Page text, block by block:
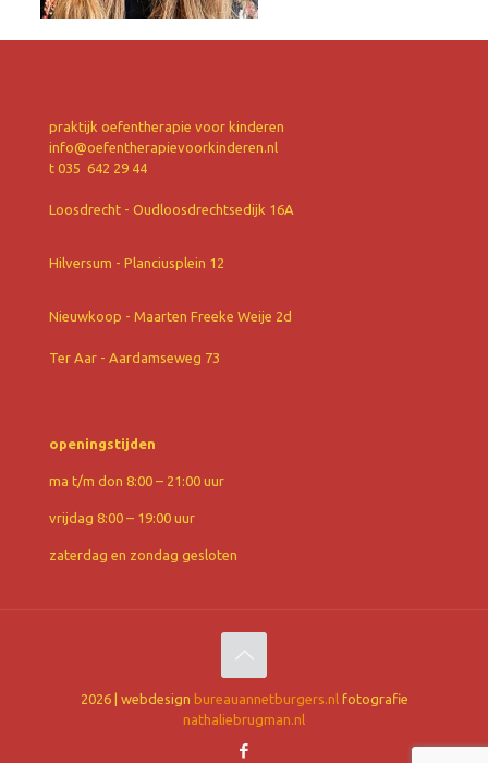
praktijk oefentherapie voor kinderen
info@oefentherapievoorkinderen.nl
t 035 642 29 44
Loosdrecht - Oudloosdrechtsedijk 16A
Hilversum - Planciusplein 12
Nieuwkoop - Maarten Freeke Weije 2d
Ter Aar - Aardamseweg 73
openingstijden
ma t/m don 8:00 – 21:00 uur
vrijdag 8:00 – 19:00 uur
zaterdag en zondag gesloten
2026 | webdesign bureauannetburgers.nl fotografie
nathaliebrugman.nl